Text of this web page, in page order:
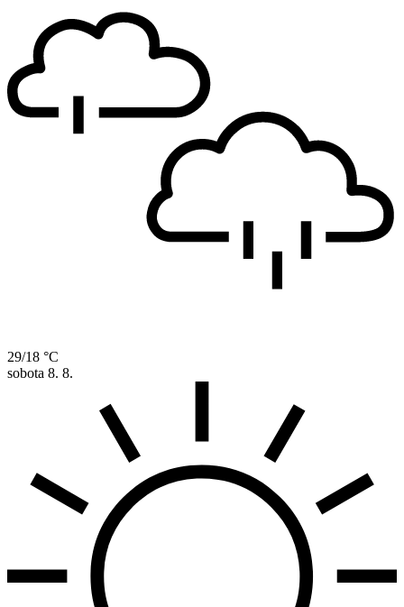
29/18 °C
sobota 8. 8.